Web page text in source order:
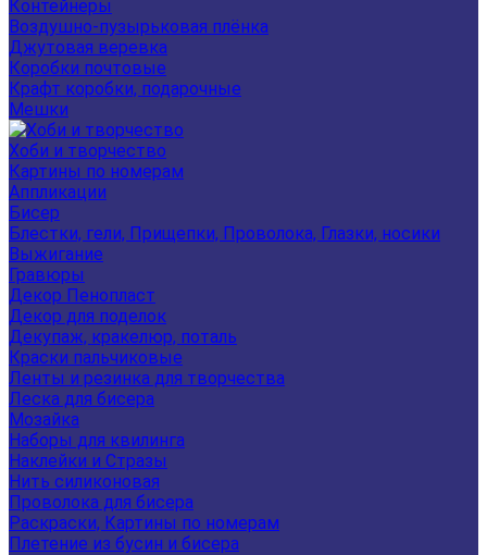
Контейнеры
Воздушно-пузырьковая плёнка
Джутовая веревка
Коробки почтовые
Крафт коробки, подарочные
Мешки
Хоби и творчество
Картины по номерам
Аппликации
Бисер
Блестки, гели, Прищепки, Проволока, Глазки, носики
Выжигание
Гравюры
Декор Пенопласт
Декор для поделок
Декупаж, кракелюр, поталь
Краски пальчиковые
Ленты и резинка для творчества
Леска для бисера
Мозайка
Наборы для квилинга
Наклейки и Стразы
Нить силиконовая
Проволока для бисера
Раскраски, Картины по номерам
Плетение из бусин и бисера